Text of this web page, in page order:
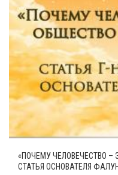
«ПОЧЕМУ ЧЕЛОВЕЧЕСТВО
СТАТЬЯ ОСНОВАТЕЛЯ